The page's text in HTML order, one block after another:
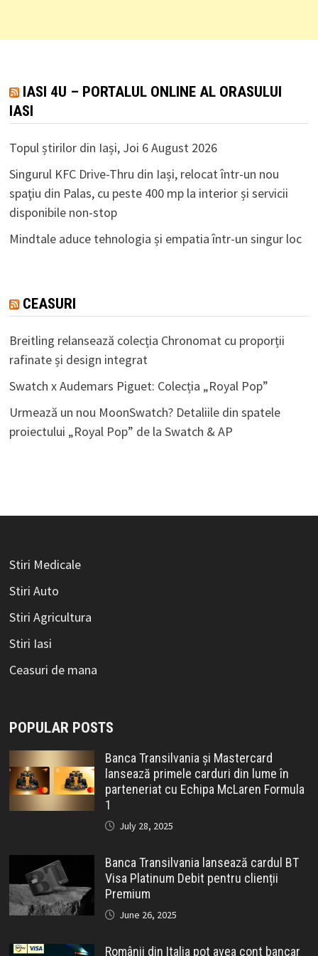
IASI 4U – PORTALUL ONLINE AL ORASULUI
IASI
Topul știrilor din Iași, Joi 6 August 2026
Singurul KFC Drive-Thru din Iași, relocat într-un nou
spaţiu din Palas, cu peste 400 mp la interior și servicii
disponibile non-stop
Mindtale aduce tehnologia și empatia într-un singur loc
CEASURI
Breitling relansează colecția Chronomat cu proporții
rafinate și design integrat
Swatch x Audemars Piguet: Colecția „Royal Pop”
Urmează un nou MoonSwatch? Detaliile din spatele
proiectului „Royal Pop” de la Swatch & AP
Stiri Medicale
Stiri Auto
Stiri Agricultura
Stiri Iasi
Ceasuri de mana
POPULAR POSTS
Banca Transilvania și Mastercard
lansează primele carduri din lume în
parteneriat cu Echipa McLaren Formula
1
July 28, 2025
Banca Transilvania lansează cardul BT
Visa Platinum Debit pentru clienții
Premium
June 26, 2025
Românii din Italia pot avea cont bancar